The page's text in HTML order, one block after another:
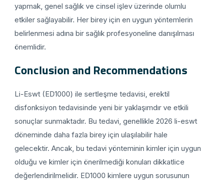
yapmak, genel sağlık ve cinsel işlev üzerinde olumlu
etkiler sağlayabilir. Her birey için en uygun yöntemlerin
belirlenmesi adına bir sağlık profesyoneline danışılması
önemlidir.
Conclusion and Recommendations
Li-Eswt (ED1000) ile sertleşme tedavisi, erektil
disfonksiyon tedavisinde yeni bir yaklaşımdır ve etkili
sonuçlar sunmaktadır. Bu tedavi, genellikle 2026 li-eswt
döneminde daha fazla birey için ulaşılabilir hale
gelecektir. Ancak, bu tedavi yönteminin kimler için uygun
olduğu ve kimler için önerilmediği konuları dikkatlice
değerlendirilmelidir. ED1000 kimlere uygun sorusunun